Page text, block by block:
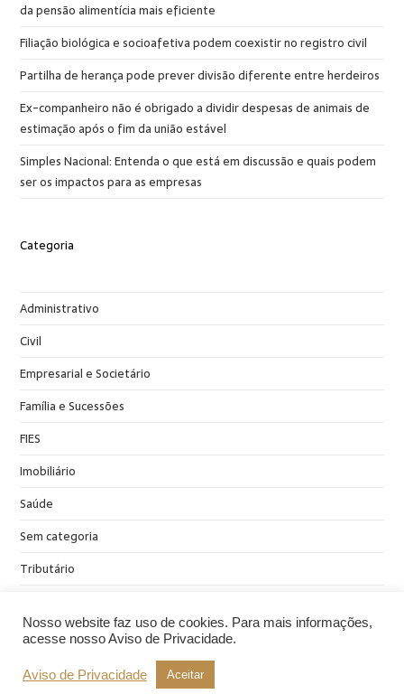
da pensão alimentícia mais eficiente
Filiação biológica e socioafetiva podem coexistir no registro civil
Partilha de herança pode prever divisão diferente entre herdeiros
Ex-companheiro não é obrigado a dividir despesas de animais de
estimação após o fim da união estável
Simples Nacional: Entenda o que está em discussão e quais podem
ser os impactos para as empresas
Categoria
Administrativo
Civil
Empresarial e Societário
Família e Sucessões
FIES
Imobiliário
Saúde
Sem categoria
Tributário
Nosso website faz uso de cookies. Para mais informações,
acesse nosso Aviso de Privacidade.
Aviso de Privacidade Aceitar